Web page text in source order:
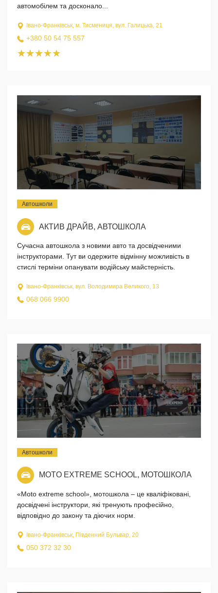
автомобілем та досконало...
Івано-Франківськ, м. Тисмениця, вул. Галицька, 21
+380 50 54 75 557
Автошколи
АКТИВ ДРАЙВ, АВТОШКОЛА
Сучасна автошкола з новими авто та досвідченими
інструкторами. Тут ви одержите відмінну можливість в
стислі терміни опанувати водійську майстерність.
Івано-Франківськ, вул. Володимира Великого, 13
068 066 9900
Автошколи
MOTO EXTREME SCHOOL, МОТОШКОЛА
«Moto extreme school», мотошкола – це кваліфіковані,
досвідчені інструктори, які тренують професійно,
відповідно до закону та діючих норм.
Івано-Франківськ, Південний Бульвар, 20
050 372 32 30